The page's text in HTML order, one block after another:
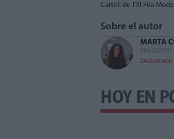
Cartell de l'XI Fira
Sobre el autor
MARTA
PERIODISTA
Ver biografía
HOY EN